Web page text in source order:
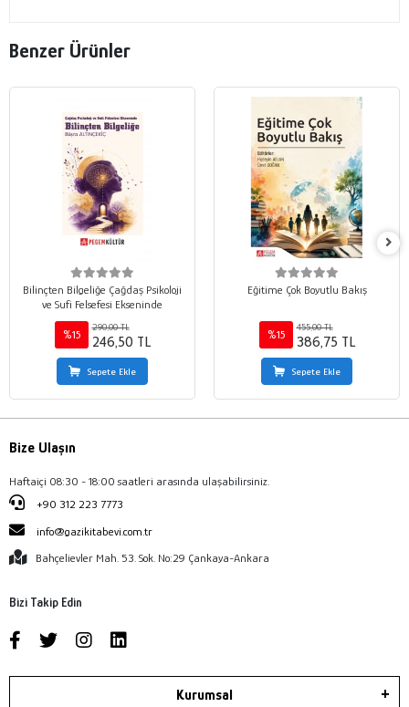
Benzer Ürünler
Bilinçten Bilgeliğe Çağdaş Psikoloji
ve Sufi Felsefesi Ekseninde
%15
290,00 TL
246,50 TL
Sepete Ekle
Eğitime Çok Boyutlu Bakış
%15
455,00 TL
386,75 TL
Sepete Ekle
Bize Ulaşın
Haftaiçi 08:30 - 18:00 saatleri arasında ulaşabilirsiniz.
+90 312 223 7773
info@gazikitabevi.com.tr
Bahçelievler Mah. 53. Sok. No:29 Çankaya-Ankara
Bizi Takip Edin
Kurumsal